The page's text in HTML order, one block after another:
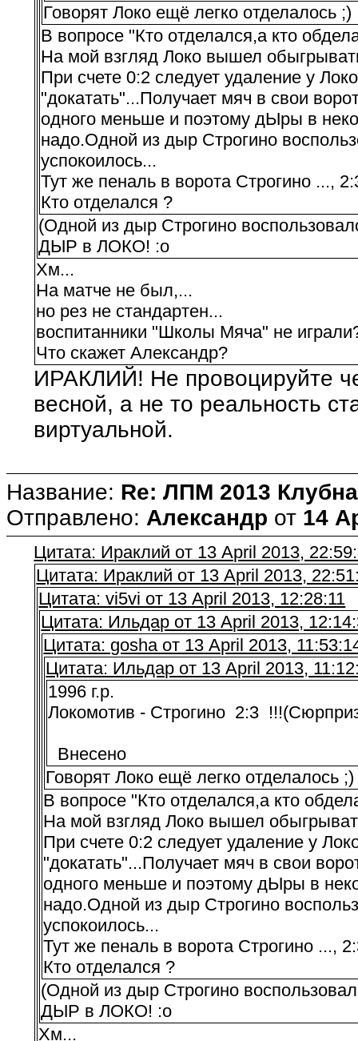
Говорят Локо ещё легко отделалось ;)
В вопросе "Кто отделался,а кто
На мой взгляд Локо вышел
При счете 0:2 следует удаление у
"докатать"...Получает мяч в свои
одного меньше и поэтому дЫры в
надо.Одной из дыр Строгино
успокоилось...
Тут же пеналь в ворота Строгино ...,
Кто отделался ?
(Одной из дыр Строгино
ДЫР в ЛОКО! :o
Хм...
На матче не был,...
но рез не стандартен...
воспитанники "Школы Мяча" не
Что скажет Александр?
ИРАКЛИЙ! Не провоцируйте
весной, а не то реальность
виртуальной.
Название: Re: ЛПМ 2013
Отправлено: Александр от 14
Цитата: Ираклий от 13 April 2013,
Цитата: Ираклий от 13 April 2013,
Цитата: vi5vi от 13 April 2013, 12:28:11
Цитата: Ильдар от 13 April 2013,
Цитата: gosha от 13 April 2013,
Цитата: Ильдар от 13 April 2013,
1996 г.р.
Локомотив - Строгино 2:3
Внесено
Говорят Локо ещё легко отделалось ;)
В вопросе "Кто отделался,а кто
На мой взгляд Локо вышел
При счете 0:2 следует удаление у
"докатать"...Получает мяч в свои
одного меньше и поэтому дЫры в
надо.Одной из дыр Строгино
успокоилось...
Тут же пеналь в ворота Строгино ...,
Кто отделался ?
(Одной из дыр Строгино
ДЫР в ЛОКО! :o
Хм...